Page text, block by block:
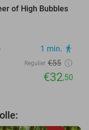
of High Bubbles
1 min. directions_walk
Regulier €55
€32,50